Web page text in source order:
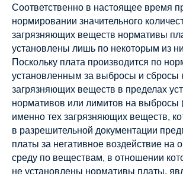
Соответственно в настоящее время
нормировании значительного
загрязняющих веществ нормативы
установлены лишь по некоторым из
Поскольку плата производится по
установленным за выбросы и сбросы
загрязняющих веществ в пределах
нормативов или лимитов на выбросы
именно тех загрязняющих веществ,
в разрешительной документации
платы за негативное воздействие на
среду по веществам, в отношении
не установлены нормативы платы,